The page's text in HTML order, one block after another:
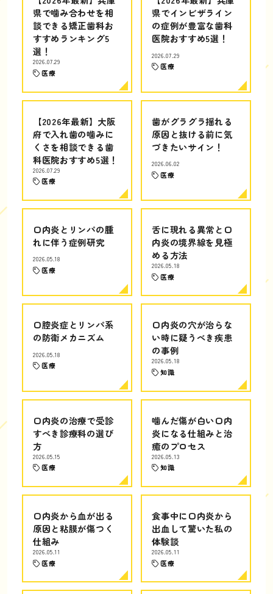
県で噛み合わせを相
談できる矯正歯科お
すすめランキング5
選！
2026.07.29
医療
県でインビザライン
の症例が豊富な歯科
医院おすすめ5選！
2026.07.29
医療
【2026年最新】大阪
府で入れ歯の噛みに
くさを相談できる歯
科医院おすすめ5選！
2026.07.29
医療
歯がグラグラ揺れる
原因と抜ける前に気
づきたいサイン！
2026.06.02
医療
口内炎とリンパの腫
れに伴う症例研究
2026.05.18
医療
舌に現れる異常と口
内炎の境界線を見極
める方法
2026.05.18
医療
口腔炎症とリンパ系
の防衛メカニズム
2026.05.18
医療
口内炎の穴が治らな
い時に疑うべき疾患
の事例
2026.05.18
知識
口内炎の治療で受診
すべき診療科の選び
方
2026.05.15
医療
噛んだ傷が白い口内
炎になる仕組みと治
癒のプロセス
2026.05.13
知識
口内炎から血が出る
原因と粘膜が傷つく
仕組み
2026.05.11
医療
食事中に口内炎から
出血して驚いた私の
体験談
2026.05.11
医療